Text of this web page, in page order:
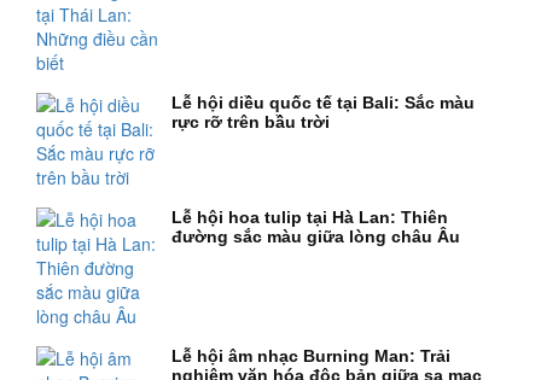
Lễ hội diều quốc tế tại Bali: Sắc màu
rực rỡ trên bầu trời
Lễ hội hoa tulip tại Hà Lan: Thiên
đường sắc màu giữa lòng châu Âu
Lễ hội âm nhạc Burning Man: Trải
nghiệm văn hóa độc bản giữa sa mạc